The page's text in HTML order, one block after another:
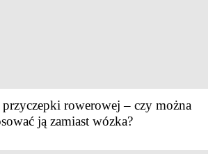
rowerowej – czy można
ją zamiast wózka?